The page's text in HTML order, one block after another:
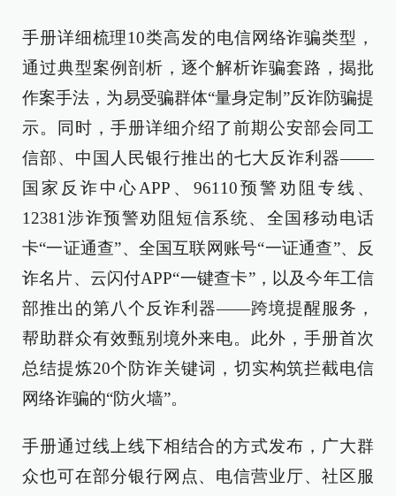
手册详细梳理10类高发的电信网络诈骗类型，
通过典型案例剖析，逐个解析诈骗套路，揭批
作案手法，为易受骗群体“量身定制”反诈防骗提
示。同时，手册详细介绍了前期公安部会同工
信部、中国人民银行推出的七大反诈利器——
国家反诈中心APP、96110预警劝阻专线、
12381涉诈预警劝阻短信系统、全国移动电话
卡“一证通查”、全国互联网账号“一证通查”、反
诈名片、云闪付APP“一键查卡”，以及今年工信
部推出的第八个反诈利器——跨境提醒服务，
帮助群众有效甄别境外来电。此外，手册首次
总结提炼20个防诈关键词，切实构筑拦截电信
网络诈骗的“防火墙”。
手册通过线上线下相结合的方式发布，广大群
众也可在部分银行网点、电信营业厅、社区服